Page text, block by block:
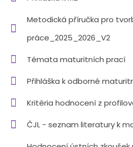
Metodická příručka pro
práce_2025_2026_V2
Témata maturitních prací
Přihláška k odborné
Kritéria hodnocení z
ČJL - seznam literatury k